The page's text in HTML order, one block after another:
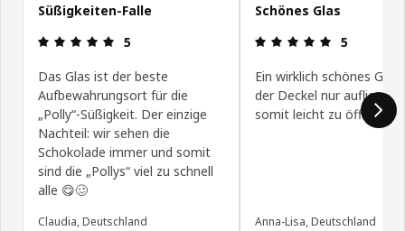
Süßigkeiten-Falle
Bewertung: 5 von 5 Sterne
5
Das Glas ist der beste
Aufbewahrungsort für die
„Polly“-Süßigkeit. Der einzige
Nachteil: wir sehen die
Schokolade immer und somit
sind die „Pollys“ viel zu schnell
alle 😋🥴
Claudia, Deutschland
Schönes Glas
5
Ein wirklich schönes
der Deckel nur aufliegt
somit leicht zu öffnen ist.
Anna-Lisa, Deutschland